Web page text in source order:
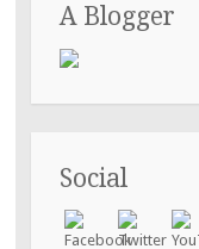
A Blogger
Social